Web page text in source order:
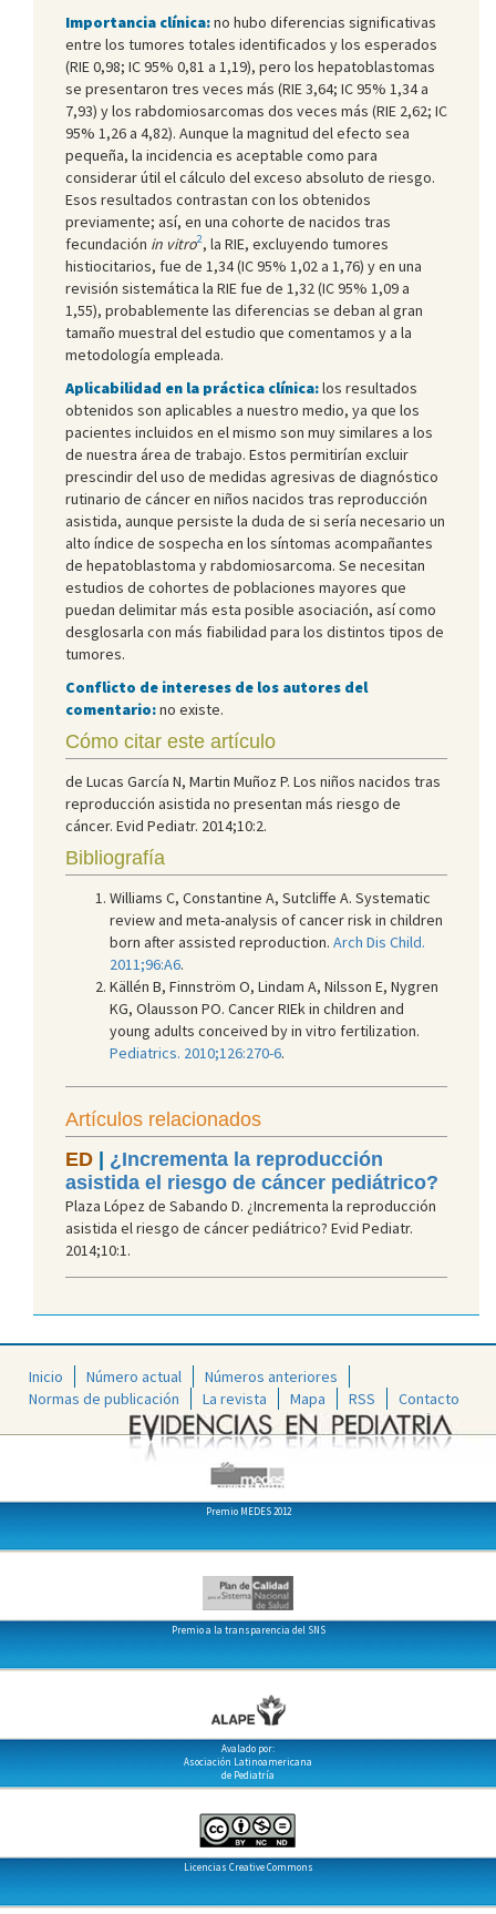
Importancia clínica:no hubo diferencias significativas
entre los tumores totales identificados y los esperados
(RIE 0,98; IC 95% 0,81 a 1,19), pero los hepatoblastomas
se presentaron tres veces más (RIE 3,64; IC 95% 1,34 a
7,93) y los rabdomiosarcomas dos veces más (RIE 2,62; IC
95% 1,26 a 4,82). Aunque la magnitud del efecto sea
pequeña, la incidencia es aceptable como para
considerar útil el cálculo del exceso absoluto de riesgo.
Esos resultados contrastan con los obtenidos
previamente; así, en una cohorte de nacidos tras
fecundación in vitro2, la RIE, excluyendo tumores
histiocitarios, fue de 1,34 (IC 95% 1,02 a 1,76) y en una
revisión sistemática la RIE fue de 1,32 (IC 95% 1,09 a
1,55), probablemente las diferencias se deban al gran
tamaño muestral del estudio que comentamos y a la
metodología empleada.
Aplicabilidad en la práctica clínica:los resultados
obtenidos son aplicables a nuestro medio, ya que los
pacientes incluidos en el mismo son muy similares a los
de nuestra área de trabajo. Estos permitirían excluir
prescindir del uso de medidas agresivas de diagnóstico
rutinario de cáncer en niños nacidos tras reproducción
asistida, aunque persiste la duda de si sería necesario un
alto índice de sospecha en los síntomas acompañantes
de hepatoblastoma y rabdomiosarcoma. Se necesitan
estudios de cohortes de poblaciones mayores que
puedan delimitar más esta posible asociación, así como
desglosarla con más fiabilidad para los distintos tipos de
tumores.
Conflicto de intereses de los autores del
comentario:no existe.
Cómo citar este artículo
de Lucas García N, Martin Muñoz P. Los niños nacidos tras
reproducción asistida no presentan más riesgo de
cáncer. Evid Pediatr. 2014;10:2.
Bibliografía
Williams C, Constantine A, Sutcliffe A. Systematic
review and meta-analysis of cancer risk in children
born after assisted reproduction. Arch Dis Child.
2011;96:A6.
Källén B, Finnström O, Lindam A, Nilsson E, Nygren
KG, Olausson PO. Cancer RIEk in children and
young adults conceived by in vitro fertilization.
Pediatrics. 2010;126:270-6.
Artículos relacionados
ED | ¿Incrementa la reproducción
asistida el riesgo de cáncer pediátrico?
Plaza López de Sabando D. ¿Incrementa la reproducción
asistida el riesgo de cáncer pediátrico? Evid Pediatr.
2014;10:1.
Inicio Número actual
Números anteriores
Normas de publicación
La revista Mapa RSS Contacto
Premio MEDES 2012
Premio a la transparencia del SNS
Avalado por:
Asociación Latinoamericana
de Pediatría
Licencias Creative Commons